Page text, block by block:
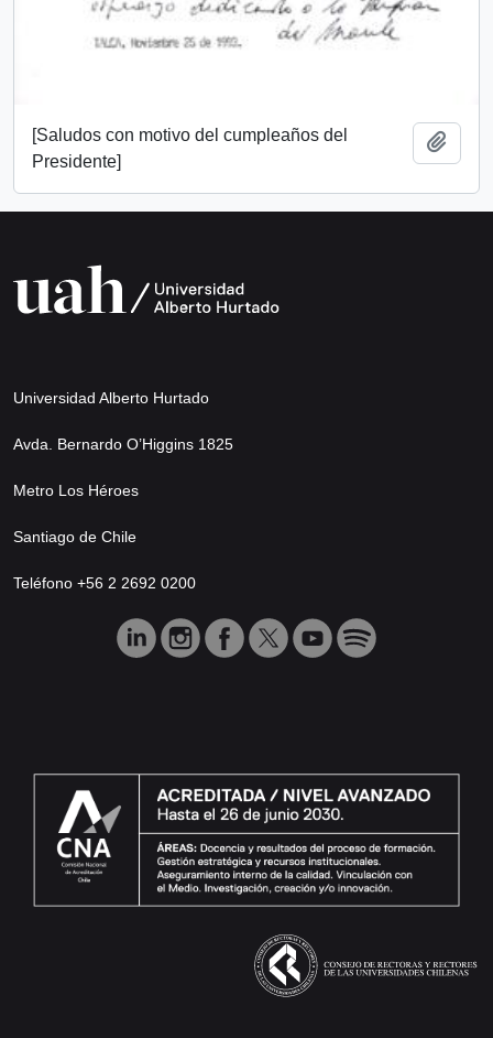
[Saludos con motivo del cumpleaños del
Presidente]
Universidad Alberto Hurtado
Avda. Bernardo O’Higgins 1825
Metro Los Héroes
Santiago de Chile
Teléfono +56 2 2692 0200